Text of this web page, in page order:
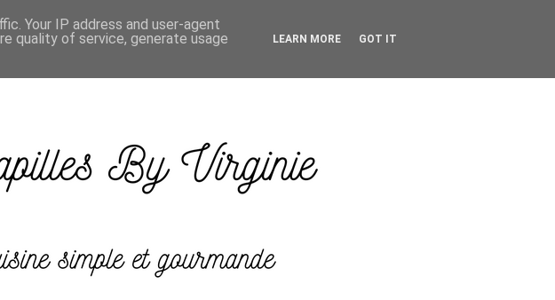
Your IP address and user-agent
quality of service, generate usage
LEARN MORE GOT IT